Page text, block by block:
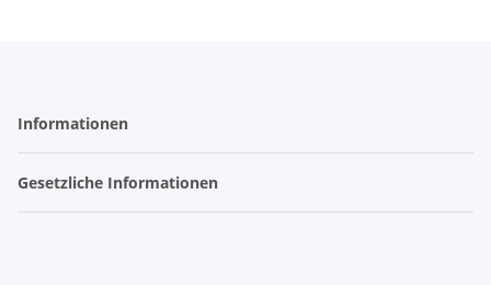
Informationen
Gesetzliche Informationen